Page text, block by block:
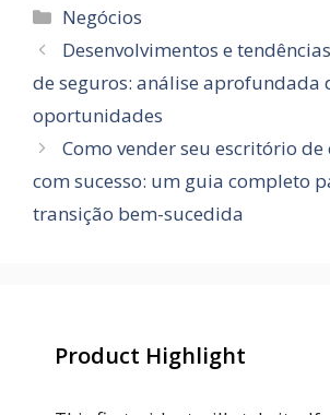
Categorias
Negócios
Desenvolvimentos e
de seguros: análise aprofundada
oportunidades
Como vender seu escritório
com sucesso: um guia completo
transição bem-sucedida
Product Highlight